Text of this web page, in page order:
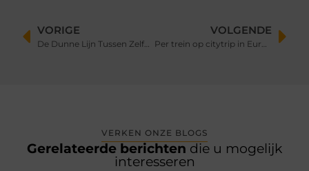
VORIGE
De Dunne Lijn Tussen Zelfverzekerdheid en Narcisme
VOLGENDE
Per trein op citytrip in Europa
VERKEN ONZE BLOGS
Gerelateerde berichten die u mogelijk
interesseren